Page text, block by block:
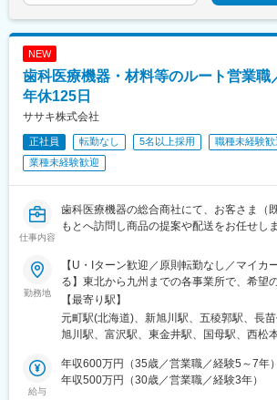
鉄平尾駅、中板橋駅、御成門駅、青梅街道
留米駅、東北沢駅、東浦和駅、鉄道博物館
ーランド駅、加太駅(和歌山県)、魚住駅、荒
宮駅、三ノ宮駅、厚岸駅、豊科駅、野田市
村上駅(千葉県)、青葉台駅、浦安駅(千葉県)
町田駅、虎ノ門ヒルズ駅、池袋駅、早稲田
井駅、江田駅(神奈川県)、小平駅、根津駅
駅、田丸駅、大網駅、福島駅(大阪環状線)、
駅、祖師ケ谷大蔵駅、黒川駅(愛知県)、富良
道)、西大井駅、幡ケ谷駅、土浦駅、つくば
田駅、新鉾田駅、港南台駅、戸塚駅、西九
駅、尾崎駅、天神橋筋六丁目駅、東水戸駅
駅、みつわ台駅、川口元郷駅、塚田駅、相
駅、大和駅(神奈川県)、八街駅、豊中駅、和
崎松江海岸駅、学研奈良登美ケ丘駅、東我
駅、南流山駅、堀切菖蒲園駅、淀駅、石田
駅、人吉温泉駅、青山駅(岩手県)、藤崎宮
宮北口駅、清水駅(愛知県)、蒔田駅、武蔵溝
駅、吹田駅(阪急線)、萩ノ茶屋駅、大阪城公
NEW
歯科医療機器・材料等のルート営業職
年休125日
ササキ株式会社
正社員 転勤なし 5名以上採用
職種未経験歓
業種未経験歓迎
仕事内容
歯科医療機器の総合商社にて、お客さま（
もとへ訪問し商品の提案や配送をお任せし
勤務地
【U・Iターン歓迎／原則転勤なし／マイカ
る】東北から九州までの各事業所で、希望
す！＜北海道エリア＞■札幌支店■旭川店■
八戸店■盛岡支店■秋田店■仙台支店■山形営
甲府支店■松本支店■長野店■長岡店＜首都圏
玉鴻巣店■厚木支店■横浜支店■高崎営業所■
（八王子支店内）＜東海エリア＞■岡崎支店
【最寄り駅】
元町駅(北海道)、新旭川駅、五稜郭駅、長
旭川駅、富沢駅、東金井駅、国母駅、西松
葉キャンパス駅、北与野駅、鴻巣駅、本厚
駅、高崎駅、京王八王子駅、美合駅、助信
給与
年収600万円（35歳／営業職／経験5～7年）
年収500万円（30歳／営業職／経験3年）